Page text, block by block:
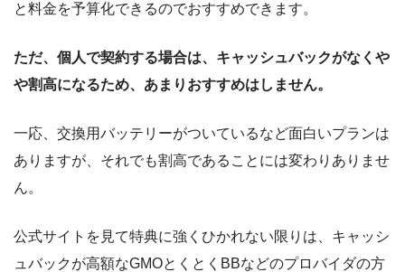
と料金を予算化できるのでおすすめできます。
ただ、個人で契約する場合は、キャッシュバックがなくや
や割高になるため、あまりおすすめはしません。
一応、交換用バッテリーがついているなど面白いプランは
ありますが、それでも割高であることには変わりありませ
ん。
公式サイトを見て特典に強くひかれない限りは、キャッシ
ュバックが高額なGMOとくとくBBなどのプロバイダの方